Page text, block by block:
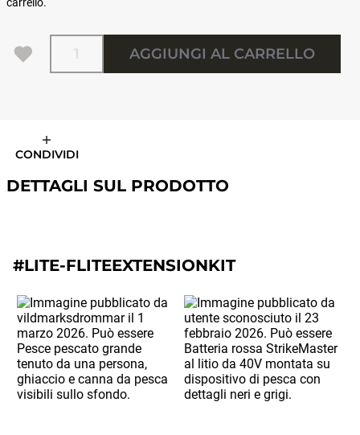
Quantità
AGGIUNGI AL CARRELLO
CONDIVIDI
DETTAGLI SUL PRODOTTO
#LITE-FLITEEXTENSIONKIT